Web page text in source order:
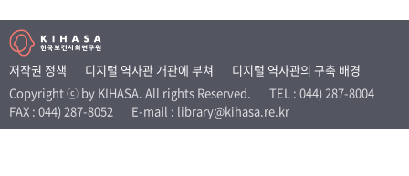
송건용
보건정책연구실
송태민
정보통계연구실 빅데이터연구센터
신희설
사업개발부 국제협력연구실
이규식
의료보험연구실
이문기
훈련부
저작권 정책 디지털 역사관 개관에 부쳐
디지털 역사관의 구축 배경
Copyright ⓒ by KIHASA. All rights Reserved.
TEL : 044) 287-8004
FAX : 044) 287-8052
E-mail : library@kihasa.re.kr